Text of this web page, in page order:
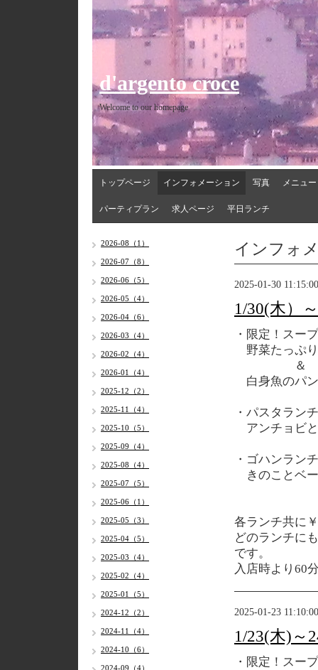
d'argento croce
Welcome to our homepage
トップページ インフォメーション 写真 メニュー
パーティプラン 求人ページ 平日ランチ
インフォ
2025-01-30 11:15:00
1/30(木）
・限定！スー
野菜たっぷ
＆
白身魚のパ
・パスタランチ
アンチョビ
・ゴハンランチ
きのことベ
各ランチ共に
どのランチに
です。
入店時より60
2025-01-23 11:10:00
1/23(木)～
・限定！スー
2026-08（1）
2026-07（8）
2026-06（5）
2026-05（4）
2026-04（6）
2026-03（4）
2026-02（4）
2026-01（4）
2025-12（2）
2025-11（4）
2025-10（5）
2025-09（4）
2025-08（4）
2025-07（5）
2025-06（1）
2025-05（3）
2025-04（5）
2025-03（4）
2025-02（4）
2025-01（5）
2024-12（2）
2024-11（4）
2024-10（6）
2024-09（4）